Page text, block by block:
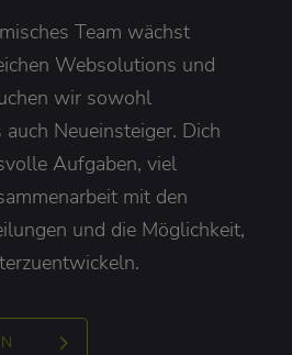
Team wächst
Websolutions und
wir sowohl
Neueinsteiger. Dich
Aufgaben, viel
mit den
und die Möglichkeit,